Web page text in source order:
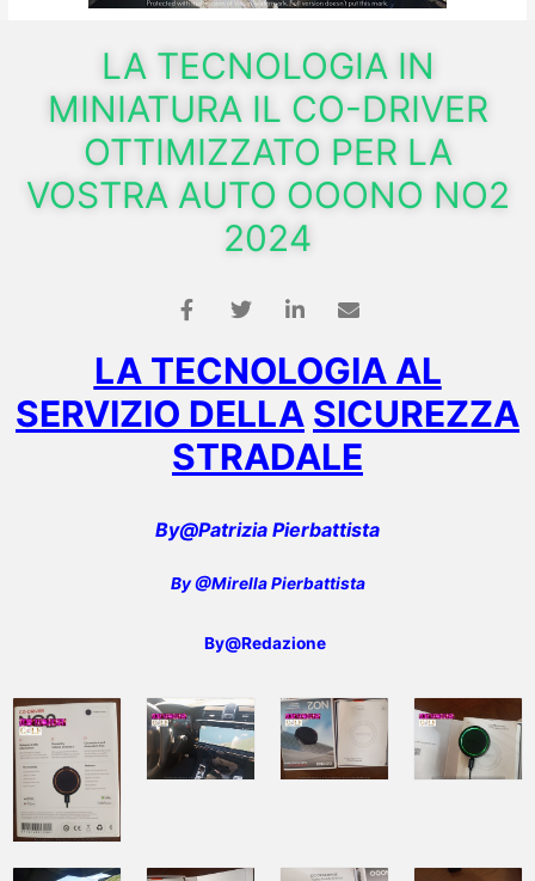
LA TECNOLOGIA IN
MINIATURA IL CO-DRIVER
OTTIMIZZATO PER LA
VOSTRA AUTO OOONO NO2
2024
LA TECNOLOGIA AL
SERVIZIO DELLA SICUREZZA
STRADALE
By@Patrizia Pierbattista
By @Mirella Pierbattista
By@Redazione